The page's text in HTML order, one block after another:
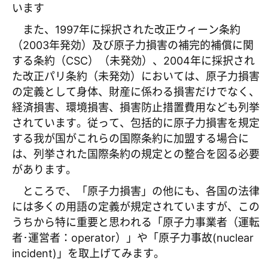
います
また、1997年に採択された改正ウィーン条約
（2003年発効）及び原子力損害の補完的補償に関
する条約（CSC）（未発効）、2004年に採択され
た改正パリ条約（未発効）においては、原子力損害
の定義として身体、財産に係わる損害だけでなく、
経済損害、環境損害、損害防止措置費用なども列挙
されています。従って、包括的に原子力損害を規定
する我が国がこれらの国際条約に加盟する場合に
は、列挙された国際条約の規定との整合を図る必要
があります。
ところで、「原子力損害」の他にも、各国の法律
には多くの用語の定義が規定されていますが、この
うちから特に重要と思われる「原子力事業者（運転
者･運営者：operator）」や「原子力事故(nuclear
incident)」を取上げてみます。